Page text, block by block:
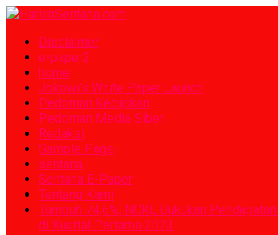
Disclaimer
e-paper2
home
Jokowi’s White Paper Launch
Pedoman Kebijakan
Pedoman Media Siber
Redaksi
Sample Page
sentana
Sentana E-Paper
Tentang Kami
Tumbuh 74,6%, NCKL Bukukan
di Kuartal Pertama 2023